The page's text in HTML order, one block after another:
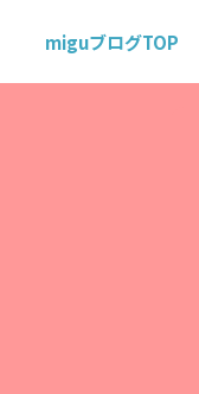
miguブログTOP